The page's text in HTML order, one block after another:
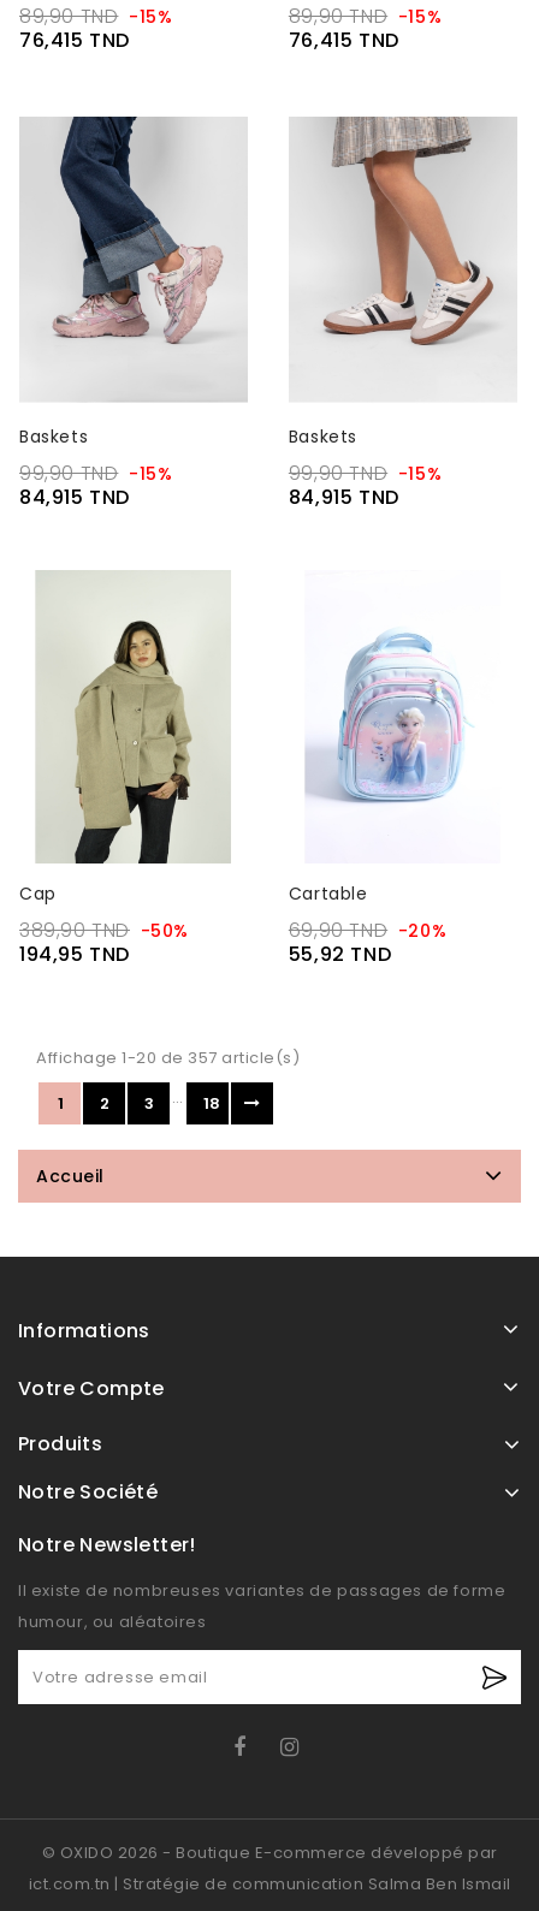
89,90 TND -15%
76,415 TND
89,90 TND -15%
76,415 TND
Baskets
99,90 TND -15%
84,915 TND
Baskets
99,90 TND -15%
84,915 TND
Cap
389,90 TND -50%
194,95 TND
Cartable
69,90 TND -20%
55,92 TND
Affichage 1-20 de 357 article(s)
1
2 3 … 18
Accueil
Informations
Votre Compte
Produits
Notre Société
Notre Newsletter!
Il existe de nombreuses variantes de passages de forme
humour, ou aléatoires
© OXIDO 2026 - Boutique E-commerce développé par
ict.com.tn | Stratégie de communication Salma Ben Ismail